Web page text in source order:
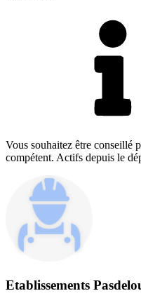
Vous souhaitez être conseillé
compétent. Actifs depuis le
Etablissements